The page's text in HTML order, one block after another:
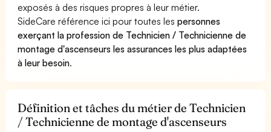
exposés à des risques propres à leur métier.
SideCare référence ici pour toutes lespersonnes
exerçant la profession de Technicien / Technicienne de
montage d'ascenseurs les assurances les plus adaptées
à leur besoin.
Définition et tâches du métier de Technicien
/ Technicienne de montage d'ascenseurs